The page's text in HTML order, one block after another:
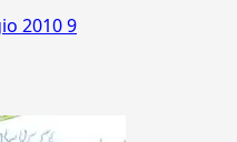
20109